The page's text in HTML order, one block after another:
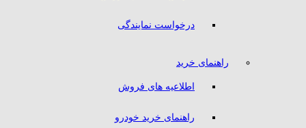
درخواست نمایندگی
راهنمای خرید
اطلاعیه های فروش
راهنمای خرید خودرو